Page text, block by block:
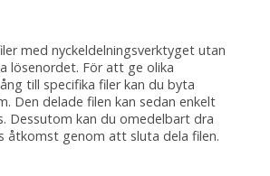
med nyckeldelningsverktyget utan
lösenordet. För att ge olika
till specifika filer kan du byta
Den delade filen kan sedan enkelt
Dessutom kan du omedelbart dra
åtkomst genom att sluta dela filen.